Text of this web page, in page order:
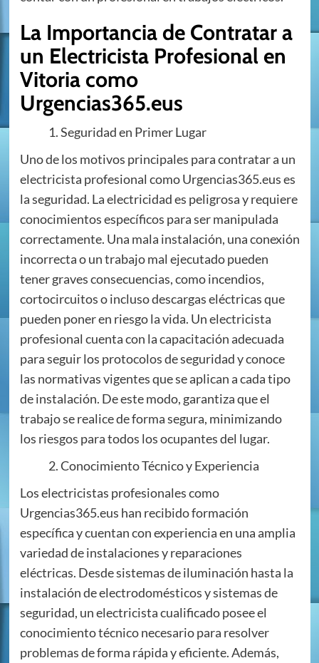
La Importancia de Contratar a
un Electricista Profesional en
Vitoria como
Urgencias365.eus
Seguridad en Primer Lugar
Uno de los motivos principales para contratar a un
electricista profesional como Urgencias365.eus es
la seguridad. La electricidad es peligrosa y requiere
conocimientos específicos para ser manipulada
correctamente. Una mala instalación, una conexión
incorrecta o un trabajo mal ejecutado pueden
tener graves consecuencias, como incendios,
cortocircuitos o incluso descargas eléctricas que
pueden poner en riesgo la vida. Un electricista
profesional cuenta con la capacitación adecuada
para seguir los protocolos de seguridad y conoce
las normativas vigentes que se aplican a cada tipo
de instalación. De este modo, garantiza que el
trabajo se realice de forma segura, minimizando
los riesgos para todos los ocupantes del lugar.
Conocimiento Técnico y Experiencia
Los electricistas profesionales como
Urgencias365.eus han recibido formación
específica y cuentan con experiencia en una amplia
variedad de instalaciones y reparaciones
eléctricas. Desde sistemas de iluminación hasta la
instalación de electrodomésticos y sistemas de
seguridad, un electricista cualificado posee el
conocimiento técnico necesario para resolver
problemas de forma rápida y eficiente. Además,